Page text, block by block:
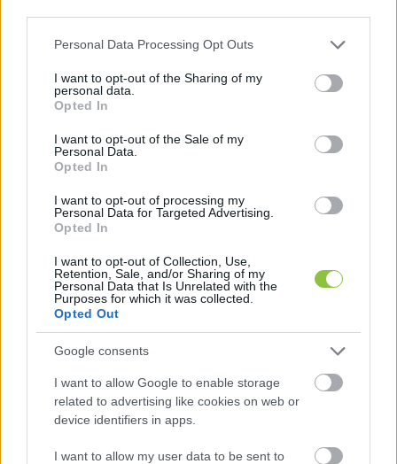
Please note that this website/app uses one or more Google
not limited to your visit or usage behaviour. You may click to
grant or deny consent to Google and its third-party tags to
use your data for below specified purposes in below Google
consent section.
Personal Data Processing Opt Outs
I want to opt-out of the Sharing of my
personal data.
Opted In
I want to opt-out of the Sale of my
Personal Data.
Opted In
I want to opt-out of processing my
Personal Data for Targeted Advertising.
Opted In
I want to opt-out of Collection, Use,
Retention, Sale, and/or Sharing of my
Personal Data that Is Unrelated with the
Purposes for which it was collected.
Opted Out
Google consents
I want to allow Google to enable storage
related to advertising like cookies on web or
device identifiers in apps.
I want to allow my user data to be sent to
Hiába a felszíni „háborúellenes
európai fegyverkezés motorját
Zalaegerszegen építi meg legújabb kutatási-fejlesztési
központját a németországi eredetű nemzetközi
fegyvergyár, a Rheinmetall - írta a Mérce. Egy angol
Lapszemle 2025. 10. 20.